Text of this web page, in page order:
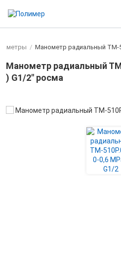
/ Манометр радиальный ТМ-
Манометр радиальный
) G1/2" росма